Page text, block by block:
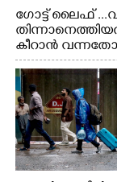
ഗോട്ട് ലൈഫ്
കീറാൻ
വേണ്ടിയായി
നിന്നുള്ള കാഴ്ച